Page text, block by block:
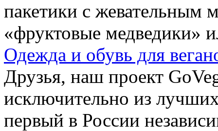
пакетики с жевательным
«фруктовые медведики»
Одежда и обувь для
Друзья, наш проект
исключительно из
первый в России